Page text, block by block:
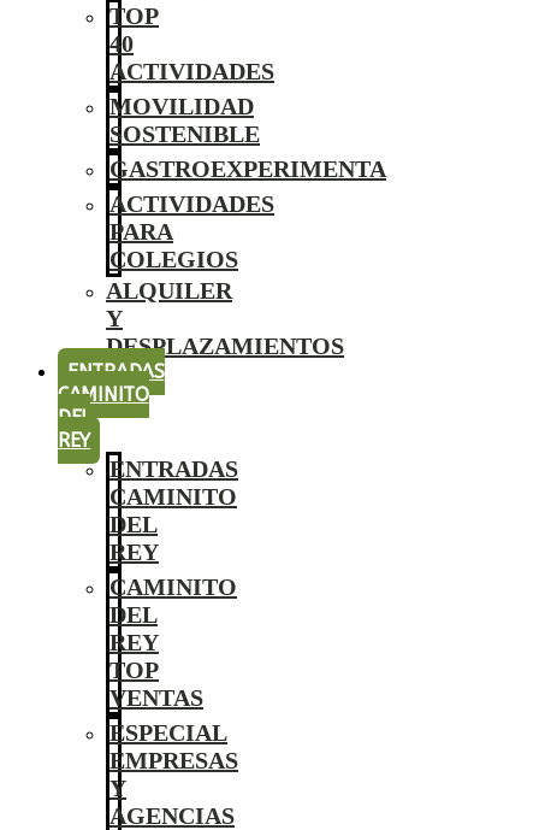
TOP
40
ACTIVIDADES
MOVILIDAD
SOSTENIBLE
GASTROEXPERIMENTA
ACTIVIDADES
PARA
COLEGIOS
ALQUILER
Y
DESPLAZAMIENTOS
ENTRADAS
CAMINITO
DEL
REY
ENTRADAS
CAMINITO
DEL
REY
CAMINITO
DEL
REY
TOP
VENTAS
ESPECIAL
EMPRESAS
Y
AGENCIAS